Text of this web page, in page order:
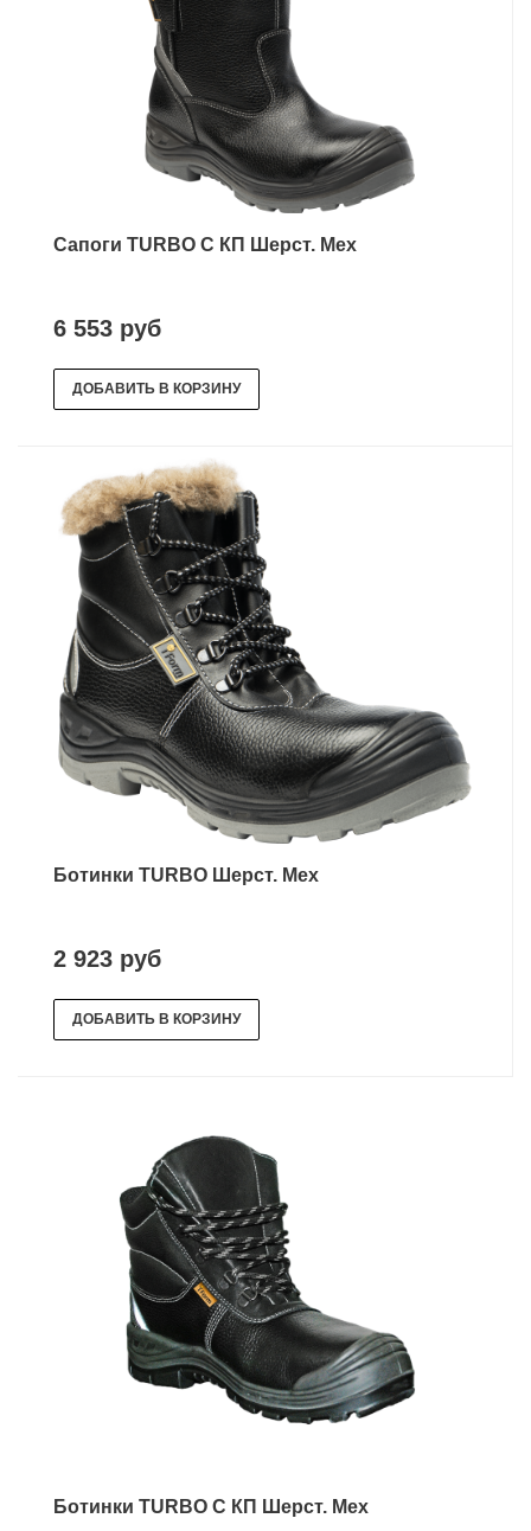
Сапоги TURBO С КП Шерст. Мех
6 553 руб
ДОБАВИТЬ В КОРЗИНУ
Ботинки TURBO Шерст. Мех
2 923 руб
ДОБАВИТЬ В КОРЗИНУ
Ботинки TURBO С КП Шерст. Мех